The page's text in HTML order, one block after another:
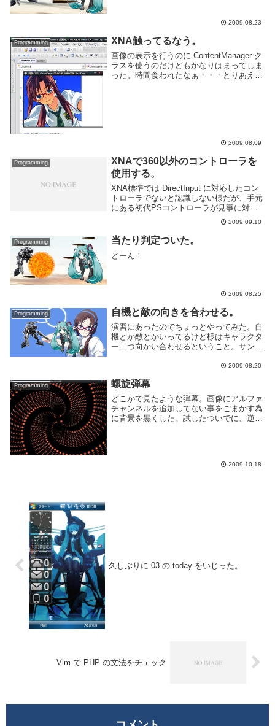
2009.08.23
Programming XNA触ってるなう。
画像の表示を行うのに ContentManager ク
ラスを使うのだけどもかなりはまってしま
った。時間食われたなぁ・・・とりあえ
2009.08.09
Programming
XNAで360以外のコントローラを
使用する。
XNA標準では DirectInput に対応したコン
トローラでないと認識しない様だが、手元
にある初代PSコントローラが見事に対応
してなかったのでどうしたもんかと思いぐ
ぐったら解決策見つけた。XBOX360
Controller Emula...
2009.09.10
Programming 当たり判定ついた。
どーん！
2009.08.25
Programming 自機と敵の向きを合わせる。
演習にあったのでちょっとやってみた。自
機とか敵とかいってるけど様はキャラクタ
ー二つ向かい合わせるということ。サンプ
ドちょっと改良して自機と敵キャラを同時
像...
2009.08.20
Programming 螺旋弾幕
どこかで見たような弾幕。画像にアルファ
チャンネルを追加してない事をごまかす為
に背景を黒くした。試したついでに、逆に
2009.10.18
久しぶりに 03 の today をいじった。
Vim で PHP の文法をチェック